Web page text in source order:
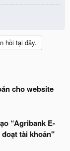
hồi tại đây.
cho website
“Agribank E-
tài khoản"